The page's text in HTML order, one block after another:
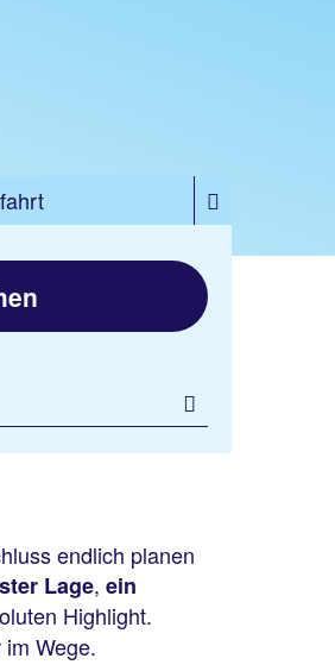
endlich planen
Lage, ein
Highlight.
Wege.